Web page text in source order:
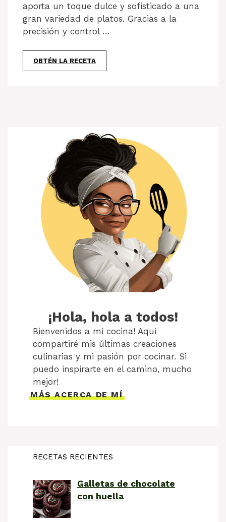
aporta un toque dulce y sofisticado a una
gran variedad de platos. Gracias a la
precisión y control …
OBTÉN LA RECETA
¡Hola, hola a todos!
Bienvenidos a mi cocina! Aquí
compartiré mis últimas creaciones
culinarias y mi pasión por cocinar. Si
puedo inspirarte en el camino, mucho
mejor!
MÁS ACERCA DE MÍ
RECETAS RECIENTES
Galletas de chocolate
con huella